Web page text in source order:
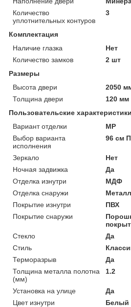
Количество
уплотнительных контуров
3
Комплектация
Наличие глазка
Нет
Количество замков
2 шт
Размеры
Высота двери
2050
Толщина двери
120 мм
Пользовательские характеристики
Вариант отделки
MP
Выбор варианта
исполнения
96 см
Зеркало
Нет
Ночная задвижка
Да
Отделка изнутри
МДФ
Отделка снаружи
Металл
Покрытие изнутри
ПВХ
Покрытие снаружи
Стекло
Да
Стиль
Терморазрыв
Да
Толщина металла полотна
(мм)
1.2
Установка на улице
Да
Цвет изнутри
Белый